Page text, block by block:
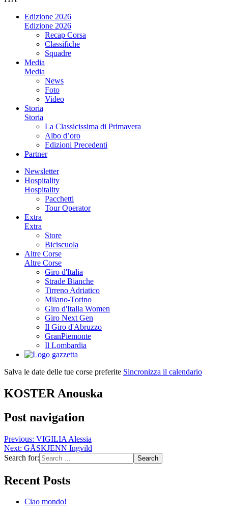
Edizione 2026
Edizione 2026
Recap Corsa
Classifiche
Squadre
Media
Media
News
Foto
Video
Storia
Storia
La Classicissima di Primavera
Albo d’oro
Edizioni Precedenti
Partner
Newsletter
Hospitality
Hospitality
Pacchetti
Tour Operator
Extra
Extra
Store
Biciscuola
Altre Corse
Altre Corse
Giro d'Italia
Strade Bianche
Tirreno Adriatico
Milano-Torino
Giro d'Italia Women
Giro Next Gen
Il Giro d'Abruzzo
GranPiemonte
Il Lombardia
Salva le date delle tue corse preferite Sincronizza il calendario
KOSTER Anouska
Post navigation
Previous: VIGILIA Alessia
Next: GÅSKJENN Ingvild
Search for:
Recent Posts
Ciao mondo!